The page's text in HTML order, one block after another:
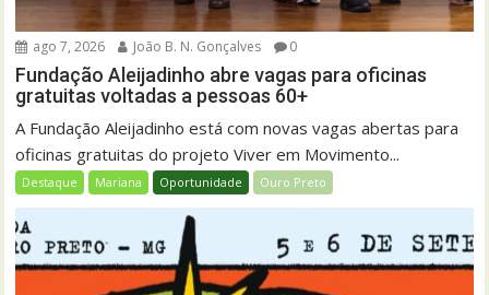
ago 7, 2026 João B. N. Gonçalves 0
Fundação Aleijadinho abre vagas para oficinas
gratuitas voltadas a pessoas 60+
A Fundação Aleijadinho está com novas vagas abertas para
oficinas gratuitas do projeto Viver em Movimento...
Destaque Mariana Oportunidade Ouro Preto